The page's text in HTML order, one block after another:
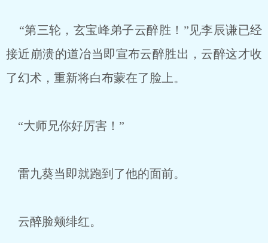
“第三轮，玄宝峰弟子云醉胜！”见李辰谦已经
接近崩溃的道冶当即宣布云醉胜出，云醉这才收
了幻术，重新将白布蒙在了脸上。
“大师兄你好厉害！”
雷九葵当即就跑到了他的面前。
云醉脸颊绯红。